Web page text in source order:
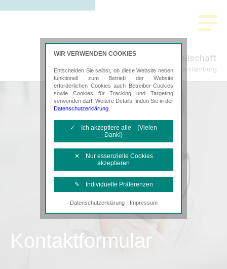
Steuerberatungsgesellschaft
Steuerberatung in Hamburg
Kontaktformular
WIR VERWENDEN COOKIES
Entscheiden Sie selbst, ob diese Website neben
funktionell zum Betrieb der Website
erforderlichen Cookies auch Betreiber-Cookies
sowie Cookies für Tracking und Targeting
verwenden darf. Weitere Details finden Sie in der
Datenschutzerklärung
✓ Ich akzeptiere alle (Vielen
Dank!)
✕ Nur essenzielle Cookies
akzeptieren
✎ Individuelle Präferenzen
Notwendige Cookies
Diese Cookies sind erforderlich, um die
Tracking- und Targeting-Cookies
Datenschutzerklärung· Impressum